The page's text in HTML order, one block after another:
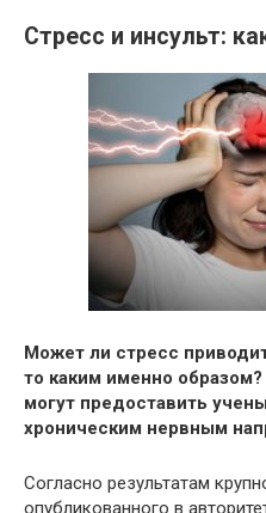
Стресс и инсульт:
Может ли стресс
то каким именно
могут предоставить
хроническим нервным
Согласно результатам
опубликованного в